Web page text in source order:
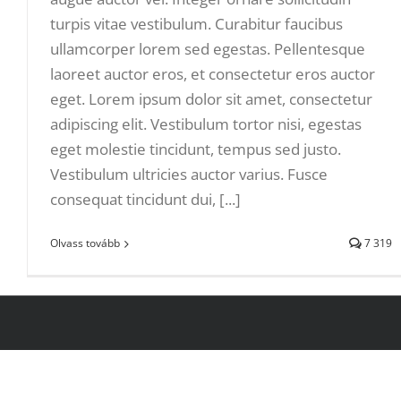
turpis vitae vestibulum. Curabitur faucibus
ullamcorper lorem sed egestas. Pellentesque
laoreet auctor eros, et consectetur eros auctor
eget. Lorem ipsum dolor sit amet, consectetur
adipiscing elit. Vestibulum tortor nisi, egestas
eget molestie tincidunt, tempus sed justo.
Vestibulum ultricies auctor varius. Fusce
consequat tincidunt dui, [...]
Olvass tovább 7 319